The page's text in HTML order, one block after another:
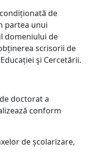
de
partea unui
domeniului de
scrisorii de
şi Cercetării.
doctorat a
conform
de școlarizare,